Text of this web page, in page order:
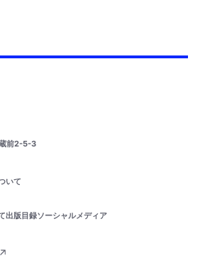
前2-5-3
いて
出版目録ソーシャルメディア